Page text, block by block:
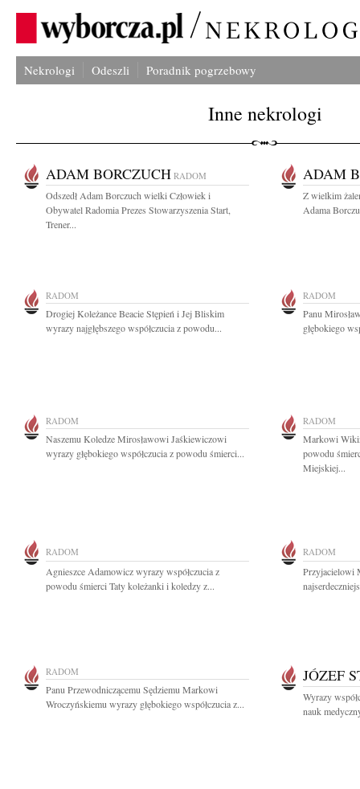
Nekrologi Odeszli Poradnik pogrzebowy
Inne nekrologi
ADAM BORCZUCH RADOM
Odszedł Adam Borczuch wielki Człowiek i
Obywatel Radomia Prezes Stowarzyszenia Start,
Trener...
ADAM
Z wielkim
Adama
RADOM
Drogiej Koleżance Beacie Stępień i Jej Bliskim
wyrazy najgłębszego współczucia z powodu...
RADOM
Panu
głębokiego
RADOM
Naszemu Koledze Mirosławowi Jaśkiewiczowi
wyrazy głębokiego współczucia z powodu śmierci...
RADOM
Markowi
powodu
Miejskiej...
RADOM
Agnieszce Adamowicz wyrazy współczucia z
powodu śmierci Taty koleżanki i koledzy z...
RADOM
Przyjacielowi
RADOM
Panu Przewodniczącemu Sędziemu Markowi
Wroczyńskiemu wyrazy głębokiego współczucia z...
JÓZEF
Wyrazy
nauk